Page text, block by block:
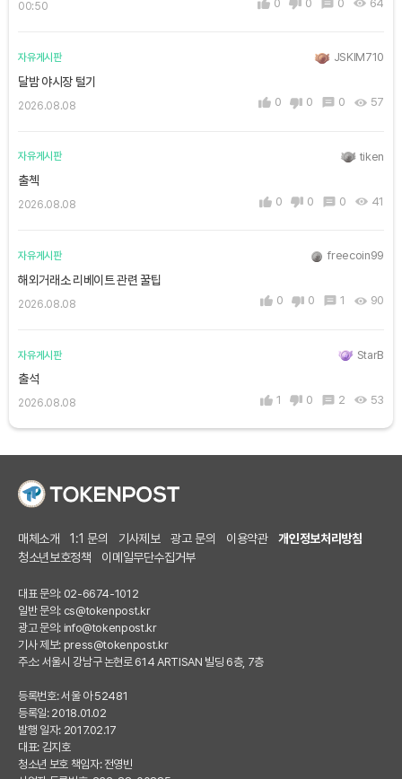
00:50 0 0 0 64
자유게시판 JSKIM710
달밤 야시장 털기
2026.08.08 0 0 0 57
자유게시판 tiken
출첵
2026.08.08 0 0 0 41
자유게시판 freecoin99
해외거래소 리베이트 관련 꿀팁
2026.08.08 0 0 1 90
자유게시판 StarB
출석
2026.08.08 1 0 2 53
매체소개 1:1 문의 기사제보 광고 문의 이용약관
개인정보처리방침
청소년보호정책
이메일무단수집거부
대표 문의: 02-6674-1012
일반 문의: cs@tokenpost.kr
광고 문의: info@tokenpost.kr
기사 제보: press@tokenpost.kr
주소: 서울시 강남구 논현로 614 ARTISAN 빌딩 6층, 7층
등록번호: 서울 아 52481
등록일: 2018.01.02
발행 일자: 2017.02.17
대표: 김지호
청소년 보호 책임자: 전영빈